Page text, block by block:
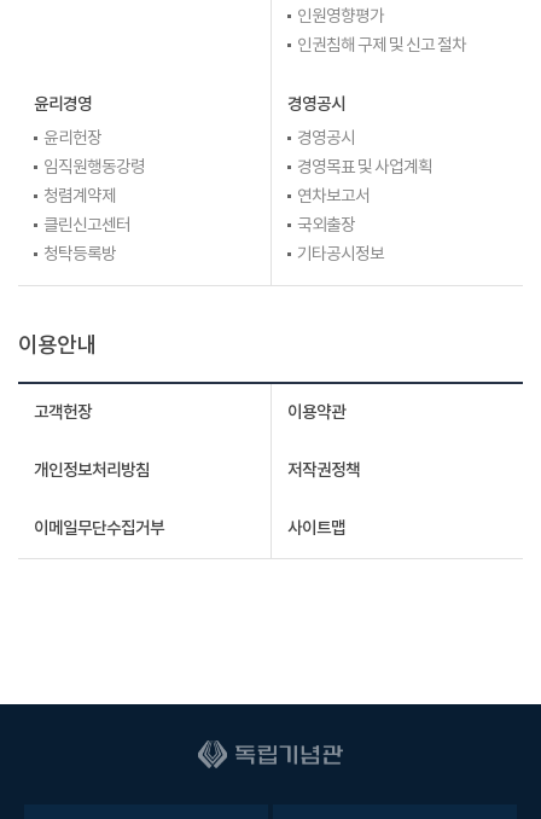
인원영향평가
인권침해 구제 및 신고 절차
윤리경영
윤리헌장
임직원행동강령
청렴계약제
클린신고센터
청탁등록방
경영공시
경영공시
경영목표 및 사업계획
연차보고서
국외출장
기타공시정보
이용안내
고객헌장 이용약관
개인정보처리방침 저작권정책
이메일무단수집거부 사이트맵